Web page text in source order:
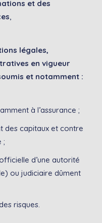
et des
,
légales,
en vigueur
et notamment :
à l’assurance ;
des capitaux et contre
;
d’une autorité
ou judiciaire dûment
risques.